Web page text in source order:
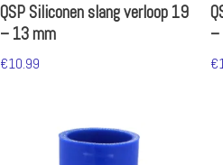
QSP Siliconen slang verloop 19
– 13 mm
€10.99
–
€